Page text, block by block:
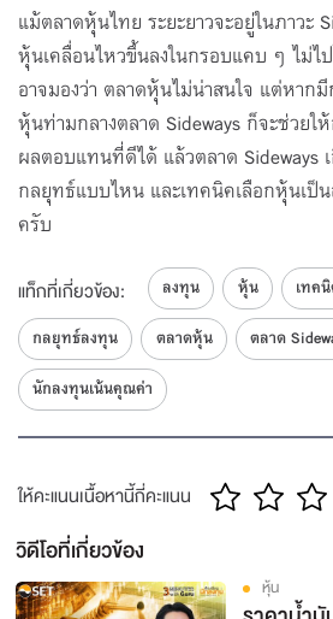
ลงทุนอย่าง VI ในตล
โดย SET
6
ลงทุนธีม AI ด้วยหุ้น
Nvidia
โดย SET
7
ดอกเบี้ย ค่าเงิน ตล
8
ราคาน้ำมัน กระทบต
โดย SET
9
4 เครื่องหมายตระกู
แม้ตลาดหุ้นไทย ระยะยาวจะอยู่ในภาวะ
หุ้นเคลื่อนไหวขึ้นลงในกรอบแคบ ๆ ไม่
อาจมองว่า ตลาดหุ้นไม่น่าสนใจ แต่หาก
หุ้นท่ามกลางตลาด Sideways ก็จะช่วยใ
ผลตอบแทนที่ดีได้ แล้วตลาด Sideways
กลยุทธ์แบบไหน และเทคนิคเลือกหุ้นเป็น
ครับ
แท็กที่เกี่ยวข้อง: ลงทุน หุ้น เทค
กลยุทธ์ลงทุน
ตลาดหุ้น ตลาด
นักลงทุนเน้นคุณค่า
ให้คะแนนเนื้อหานี้กี่คะแนน
วิดีโอที่เกี่ยวข้อง
หุ้น